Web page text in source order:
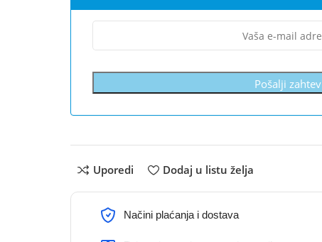
Pošalji zahtev
Uporedi Dodaj u listu želja
Načini plaćanja i dostava